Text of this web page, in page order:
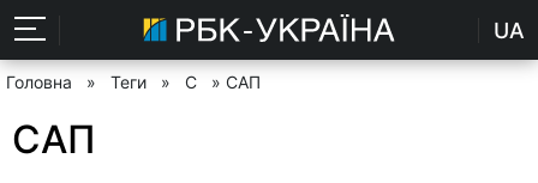
UA
Головна » Теги » С » САП
САП